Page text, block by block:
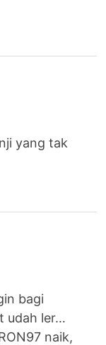
yang tak
bagi
udah ler…
naik,